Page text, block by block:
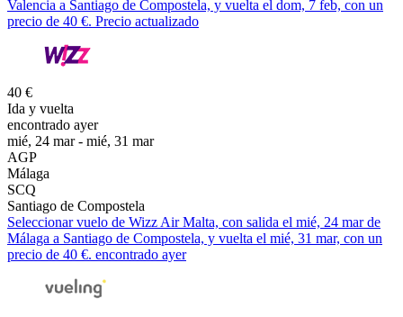
Valencia a Santiago de Compostela, y vuelta el dom, 7 feb, con un
precio de 40 €. Precio actualizado
40 €
Ida y vuelta
encontrado ayer
mié, 24 mar - mié, 31 mar
AGP
Málaga
SCQ
Santiago de Compostela
Seleccionar vuelo de Wizz Air Malta, con salida el mié, 24 mar de
Málaga a Santiago de Compostela, y vuelta el mié, 31 mar, con un
precio de 40 €. encontrado ayer